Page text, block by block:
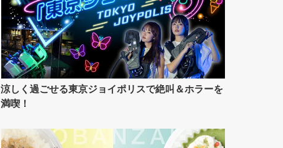
涼しく過ごせる東京ジョイポリスで絶叫＆ホラーを
満喫！